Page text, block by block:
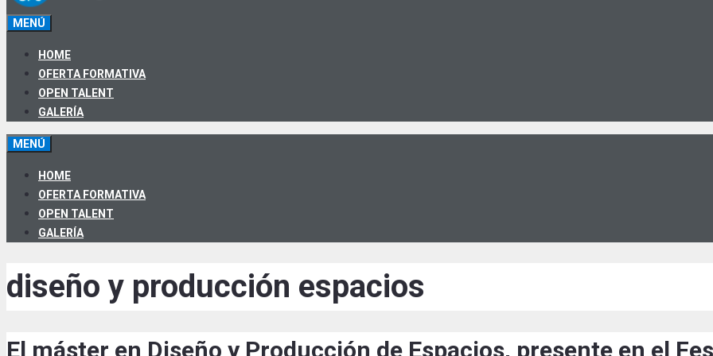
MENÚ
HOME
OFERTA FORMATIVA
OPEN TALENT
GALERÍA
MENÚ
HOME
OFERTA FORMATIVA
OPEN TALENT
GALERÍA
diseño y producción espacios
El máster en Diseño y Producción de Espacios, presente en el